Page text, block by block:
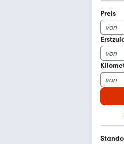
Preis